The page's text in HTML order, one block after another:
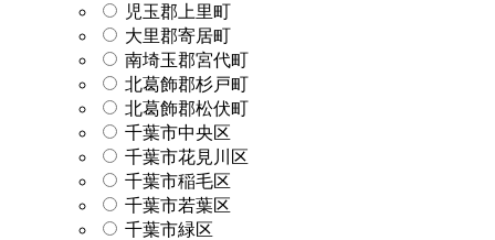
児玉郡上里町
大里郡寄居町
南埼玉郡宮代町
北葛飾郡杉戸町
北葛飾郡松伏町
千葉市中央区
千葉市花見川区
千葉市稲毛区
千葉市若葉区
千葉市緑区